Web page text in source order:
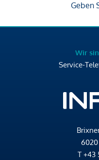
Geben
Wir
Service-
T +43